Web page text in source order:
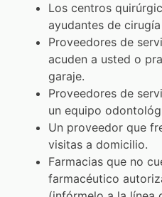
Los centros
ayudantes de
Proveedores de
acuden a usted o
garaje.
Proveedores de
un equipo
Un proveedor que
visitas a domicilio.
Farmacias que no
farmacéutico